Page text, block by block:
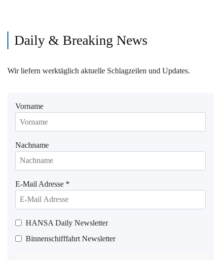
Daily & Breaking News
Wir liefern werktäglich aktuelle Schlagzeilen und Updates.
Vorname
Nachname
E-Mail Adresse *
HANSA Daily Newsletter
Binnenschifffahrt Newsletter